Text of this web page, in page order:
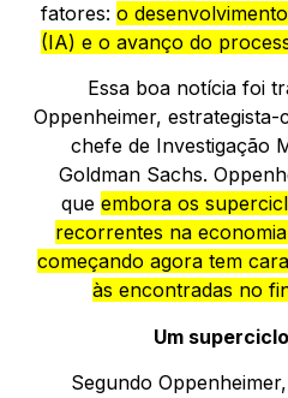
fatores: o
(IA) e o avanço do
Essa boa notícia foi
Oppenheimer,
chefe de Investigação
Goldman Sachs.
que embora os
recorrentes na
começando agora tem
às encontradas no
Um
Segundo